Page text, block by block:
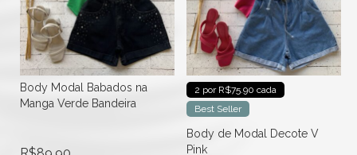
Body Modal Babados na
Manga Verde Bandeira
2 por R$75.90 cada
Best Seller
Body de Modal Decote V
Pink